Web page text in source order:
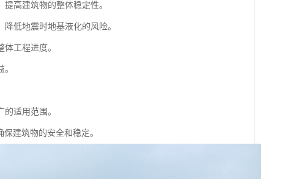
高建筑物的整体稳定性。
低地震时地基液化的风险。
工程进度。
适用范围。
建筑物的安全和稳定。